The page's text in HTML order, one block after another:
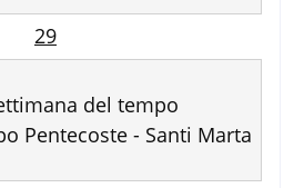
29
del tempo
Pentecoste - Santi Marta